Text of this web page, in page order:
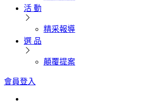
活 動
精采報導
選 品
顛覆提案
會員登入